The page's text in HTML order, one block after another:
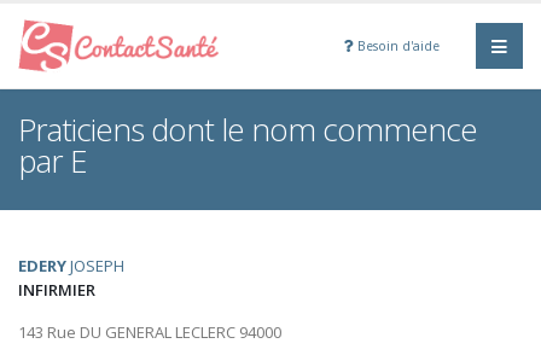
Besoin d'aide
Praticiens dont le nom commence
par E
EDERYJOSEPH
INFIRMIER
143 Rue DU GENERAL LECLERC 94000